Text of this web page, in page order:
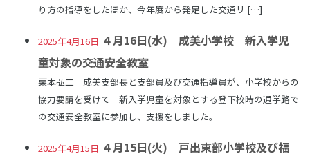
り方の指導をしたほか、今年度から発足した交通リ […]
2025年4月16日 ４月16日(水) 成美小学校 新入学児
童対象の交通安全教室
栗本弘二 成美支部長と支部員及び交通指導員が、小学校からの
協力要請を受けて 新入学児童を対象とする登下校時の通学路で
の交通安全教室に参加し、支援をしました。
2025年4月15日 ４月15日(火) 戸出東部小学校及び福